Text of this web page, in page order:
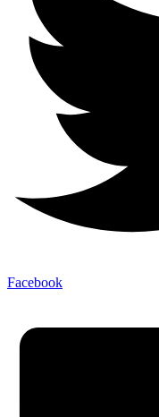
Facebook